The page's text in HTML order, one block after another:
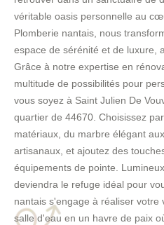
véritable oasis personnelle au
Plomberie nantais, nous
espace de sérénité et de luxure,
Grâce à notre expertise en
multitude de possibilités pour
vous soyez à Saint Julien De
quartier de 44670. Choisissez
matériaux, du marbre élégant
artisanaux, et ajoutez des
équipements de pointe.
deviendra le refuge idéal pour
nantais s'engage à réaliser votre
salle d'eau en un havre de paix